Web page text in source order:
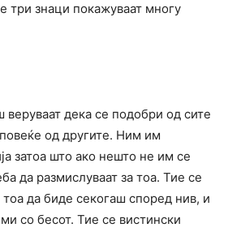
три знаци покажуваат многу
веруваат дека се подобри од сите
од другите. Ним им
затоа што ако нешто не им се
да размислуваат за тоа. Тие се
тоа да биде секогаш според нив, и
со бесот. Тие се вистински